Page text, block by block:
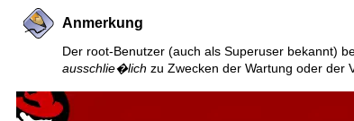
Anmerkung
Der root-Benutzer (auch als Superuser bekannt)
ausschlie�lich zu Zwecken der Wartung oder der